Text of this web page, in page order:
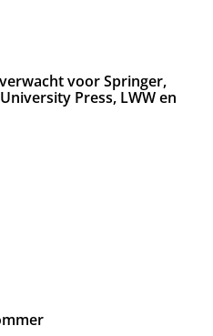
voor Springer,
Press, LWW en